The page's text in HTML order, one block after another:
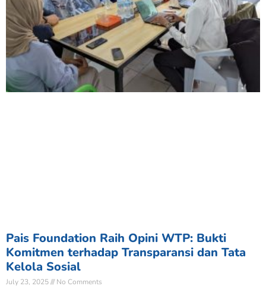
Pais Foundation Raih Opini WTP: Bukti
Komitmen terhadap Transparansi dan Tata
Kelola Sosial
July 23, 2025 No Comments